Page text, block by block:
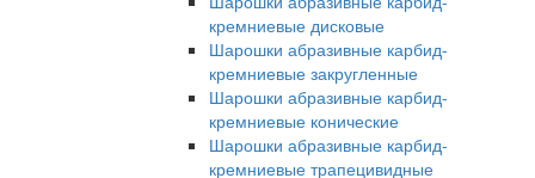
кремниевые дисковые
Шарошки абразивные карбид-
кремниевые закругленные
Шарошки абразивные карбид-
кремниевые конические
Шарошки абразивные карбид-
кремниевые трапецивидные